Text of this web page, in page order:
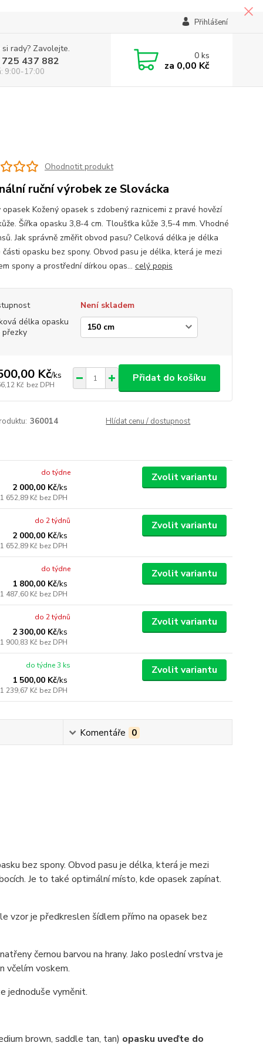
Přihlášení
rady? Zavolejte.
437 882
9:00-17:00
0ks
za 0,00 Kč
Ohodnotit produkt
ruční výrobek ze Slovácka
opasek Kožený opasek s zdobený raznicemi z pravé hovězí
Šířka opasku 3,8-4 cm. Tloušťka kůže 3,5-4 mm. Vhodné
Jak správně změřit obvod pasu? Celková délka je délka
části opasku bez spony. Obvod pasu je délka, která je mezi
spony a prostřední dírkou opas... celý popis
Není skladem
délka opasku
přezky
Kč/ks
Kč bez DPH
Přidat do košíku
360014 Hlídat cenu / dostupnost
2 000,00 Kč/ks
1 652,89 Kč bez DPH
do týdne Zvolit variantu
2 000,00 Kč/ks
1 652,89 Kč bez DPH
do 2 týdnů Zvolit variantu
1 800,00 Kč/ks
1 487,60 Kč bez DPH
do týdne Zvolit variantu
2 300,00 Kč/ks
1 900,83 Kč bez DPH
do 2 týdnů Zvolit variantu
1 500,00 Kč/ks
1 239,67 Kč bez DPH
do týdne 3 ks Zvolit variantu
Komentáře 0
bez spony. Obvod pasu je délka, která je mezi
Je to také optimální místo, kde opasek zapínat.
vzor je předkreslen šídlem přímo na opasek bez
černou barvou na hrany. Jako poslední vrstva je
včelím voskem.
jednoduše vyměnit.
brown, saddle tan, tan) opasku uveďte do